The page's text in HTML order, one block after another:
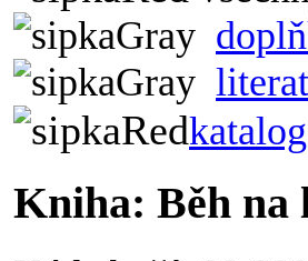
katalog
Kniha: Běh na